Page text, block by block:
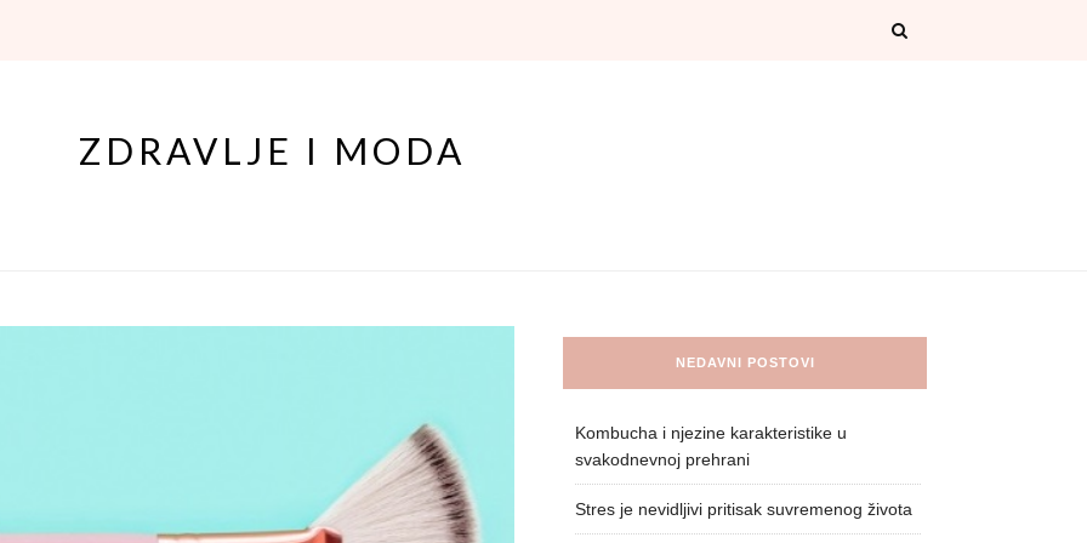
ZDRAVLJE I MODA
NEDAVNI POSTOVI
Kombucha i njezine karakteristike u
svakodnevnoj prehrani
Stres je nevidljivi pritisak suvremenog života